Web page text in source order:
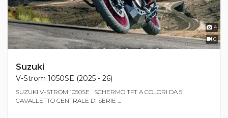
4
0
Suzuki
V-Strom 1050SE (2025 - 26)
SUZUKI V-STROM 1050SE SCHERMO TFT A COLORI DA 5"
CAVALLETTO CENTRALE DI SERIE ...